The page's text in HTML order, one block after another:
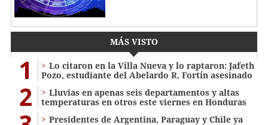
MÁS VISTO
1
Lo citaron en la Villa Nueva y lo raptaron: Jafeth
Pozo, estudiante del Abelardo R. Fortín asesinado
2
Lluvias en apenas seis departamentos y altas
temperaturas en otros este viernes en Honduras
Presidentes de Argentina, Paraguay y Chile ya